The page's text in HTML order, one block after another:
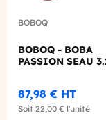
BOBOQ
BOBOQ - BOBA
PASSION SEAU
87,98 € HT
Soit 22,00 € l'unité